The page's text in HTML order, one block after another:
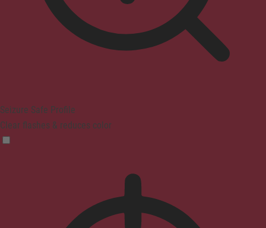
Seizure Safe Profile
Clear flashes & reduces color